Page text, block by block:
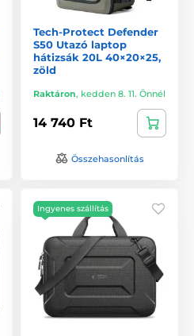
Tech-Protect Defender
S50 Utazó laptop
hátizsák 20L 40×20×25,
zöld
Raktáron, kedden 8. 11. Önnél
14 740 Ft
Összehasonlítás
Ingyenes szállítás